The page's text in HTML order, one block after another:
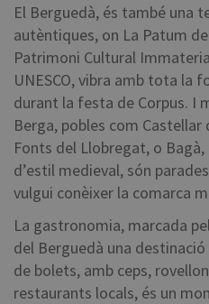
El Berguedà, és també una
autèntiques, on La Patum
Patrimoni Cultural
UNESCO, vibra amb tota la
durant la festa de Corpus. I
Berga, pobles com Castellar
Fonts del Llobregat, o
d’estil medieval, són
vulgui conèixer la comarca
La gastronomia, marcada
del Berguedà una
de bolets, amb ceps,
restaurants locals, és un